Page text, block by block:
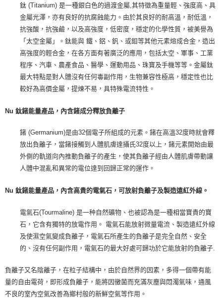
鈦 (Titanium) 是一種銀白色的過渡金屬,其特徵為重量輕、強度高、具
金屬光澤，亦有良好的抗腐蝕能力。由於其良好的耐高溫，耐低溫，
抗強酸，抗強鹼，以及高強度，低密度，穩定的化學性質，被美譽為
「太空金屬」。鈦能與 鐵、鋁、釩、或鉬等其他元素熔成合金，造出
高強度的輕合金，在各方面有著廣泛的應用，包括太空、軍事、工業
程序、汽車、農產食品、醫學、運動用品、珠寶及手機等等。金屬鈦
最大特點是對人體沒有任何毒副作用，生物兼容性極高，穩定性也比
較好為高價金屬，提煉不易，具特殊電流特性。
Nu 鈦鍺能量產品，內含鍺成分釋放負離子
鍺 (Germanium)是由32個電子所組成的元素。鍺在高溫32度時就會釋
放出負離子，當鍺接觸到人體肌膚達攝氏32度以上，鍺元素開始由最
外側的軌道向內推動負離子的產生，使其負離子經由人體肌膚帶動讓
人體中混亂和異常的電位達到回歸正常的運作。
Nu 鈦鍺能量產品，內含高貴的電氣石，可放射負離子及製造遠紅外線。
電氣石(Tourmaline) 是一种自然礦物、也被認為是一種相當寶貴的寶
石，它含有獨特的放電作用。 電氣石能放射微量電流、製造遠紅外線
及使濕空氣變成負離子，電氣石所產生的負離子是完全自然、安全
的、沒有任何副作用，電氣石的最大好處可歸功於它能放射的負離子.
負離子又名陰離子，在粒子結構中，由於自然界的因素，多得一個帶有能
量的自由電荷，即形成負離子，能將因黴菌而充滿灰塵與悶濁氣味，通風
不良的室內空氣改善為鄉村般的新鮮空氣等作用。